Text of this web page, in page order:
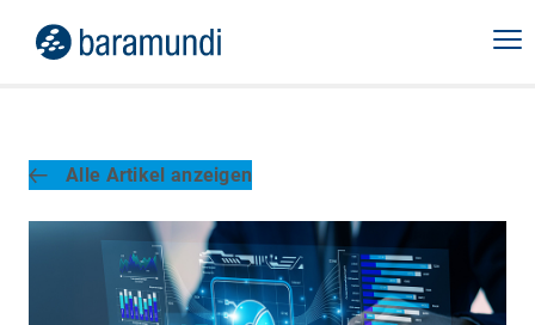
Alle Artikel anzeigen